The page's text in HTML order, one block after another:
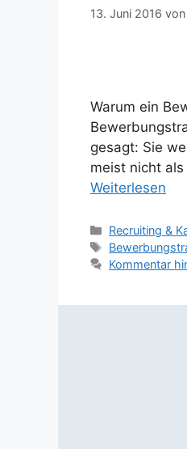
13. Juni 2016 von
Warum ein
gesagt: Sie
meist nicht
Weiterlesen
Kategorien
Recruiting &
Schlagwörter
Kommentar